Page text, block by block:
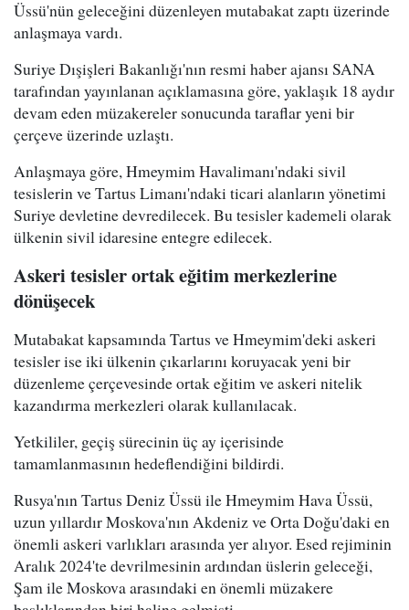
Üssü'nün geleceğini düzenleyen mutabakat zaptı üzerinde
anlaşmaya vardı.
Suriye Dışişleri Bakanlığı'nın resmi haber ajansı SANA
tarafından yayınlanan açıklamasına göre, yaklaşık 18 aydır
devam eden müzakereler sonucunda taraflar yeni bir
çerçeve üzerinde uzlaştı.
Anlaşmaya göre, Hmeymim Havalimanı'ndaki sivil
tesislerin ve Tartus Limanı'ndaki ticari alanların yönetimi
Suriye devletine devredilecek. Bu tesisler kademeli olarak
ülkenin sivil idaresine entegre edilecek.
Askeri tesisler ortak eğitim merkezlerine
dönüşecek
Mutabakat kapsamında Tartus ve Hmeymim'deki askeri
tesisler ise iki ülkenin çıkarlarını koruyacak yeni bir
düzenleme çerçevesinde ortak eğitim ve askeri nitelik
kazandırma merkezleri olarak kullanılacak.
Yetkililer, geçiş sürecinin üç ay içerisinde
tamamlanmasının hedeflendiğini bildirdi.
Rusya'nın Tartus Deniz Üssü ile Hmeymim Hava Üssü,
uzun yıllardır Moskova'nın Akdeniz ve Orta Doğu'daki en
önemli askeri varlıkları arasında yer alıyor. Esed rejiminin
Aralık 2024'te devrilmesinin ardından üslerin geleceği,
Şam ile Moskova arasındaki en önemli müzakere